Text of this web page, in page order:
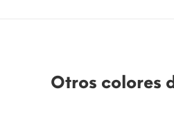
Otros colores